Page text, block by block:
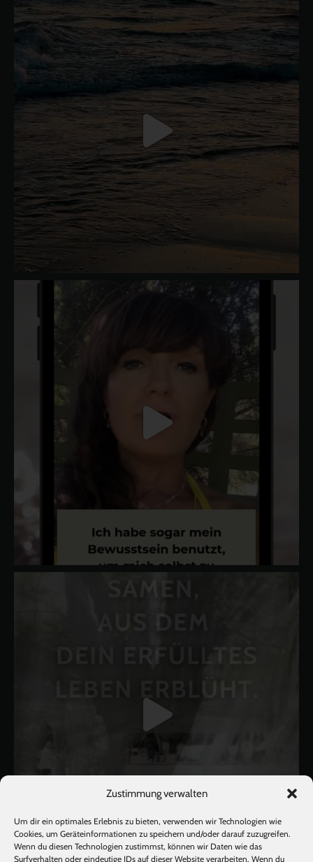
Zustimmung verwalten
Um dir ein optimales Erlebnis zu bieten, verwenden wir Technologien wie
Cookies, um Geräteinformationen zu speichern und/oder darauf zuzugreifen.
Wenn du diesen Technologien zustimmst, können wir Daten wie das
Surfverhalten oder eindeutige IDs auf dieser Website verarbeiten. Wenn du